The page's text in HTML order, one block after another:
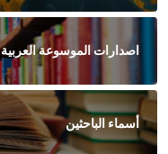
اصدارات الموسوعة العربية
أسماء الباحثين